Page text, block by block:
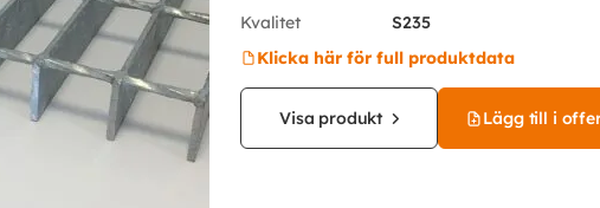
Kvalitet
S235
Klicka här för full produktdata
Visa produkt Lägg till i